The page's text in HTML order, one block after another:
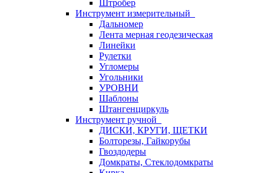
Штробер
Инструмент измерительный
Дальномер
Лента мерная геодезическая
Линейки
Рулетки
Угломеры
Угольники
УРОВНИ
Шаблоны
Штангенциркуль
Инструмент ручной
ДИСКИ, КРУГИ, ЩЕТКИ
Болторезы, Гайкорубы
Гвоздодеры
Домкраты, Стеклодомкраты